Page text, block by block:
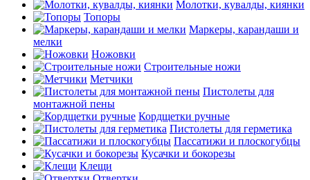
Молотки, кувалды, киянки
Топоры
Маркеры, карандаши и
мелки
Ножовки
Строительные ножи
Метчики
Пистолеты для
монтажной пены
Кордщетки ручные
Пистолеты для герметика
Пассатижи и плоскогубцы
Кусачки и бокорезы
Клещи